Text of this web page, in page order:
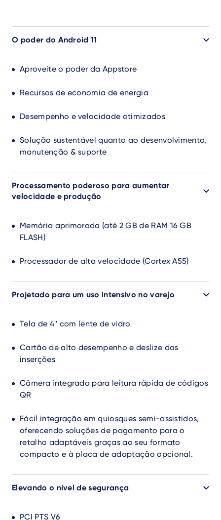
O poder do Android 11
Aproveite o poder da Appstore
Recursos de economia de energia
Desempenho e velocidade otimizados
Solução sustentável quanto ao desenvolvimento,
manutenção & suporte
Processamento poderoso para aumentar
velocidade e produção
Memória aprimorada (até 2 GB de RAM 16 GB
FLASH)
Processador de alta velocidade (Cortex A55)
Projetado para um uso intensivo no varejo
Tela de 4'' com lente de vidro
Cartão de alto desempenho e deslize das
inserções
Câmera integrada para leitura rápida de códigos
QR
Fácil integração em quiosques semi-assistidos,
oferecendo soluções de pagamento para o
retalho adaptáveis graças ao seu formato
compacto e à placa de adaptação opcional.
Elevando o nível de segurança
PCI PTS V6